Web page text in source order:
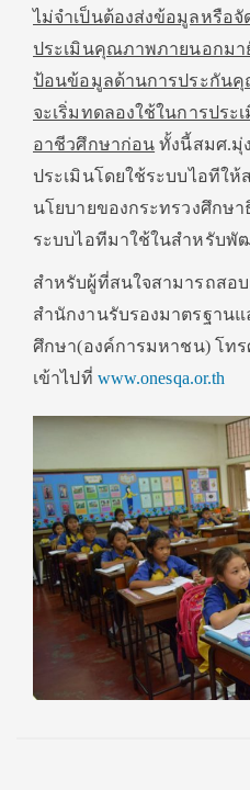
ไม่จำเป็นต้องส่งข้อมูลหรือจั
ประเมินคุณภาพภายนอกมา
ป้อนข้อมูลด้านการประกัน
จะเริ่มทดลองใช้ในการประ
อาชีวศึกษาก่อน ทั้งนี้สมศ.มุ่
ประเมินโดยใช้ระบบไอทีใ
นโยบายของกระทรวงศึกษา
ระบบไอทีมาใช้ในสำหรับพั
สำหรับผู้ที่สนใจสามารถสอ
สำนักงานรับรองมาตรฐาน
ศึกษา(องค์การมหาชน) โทร
เข้าไปที่ www.onesqa.or.th